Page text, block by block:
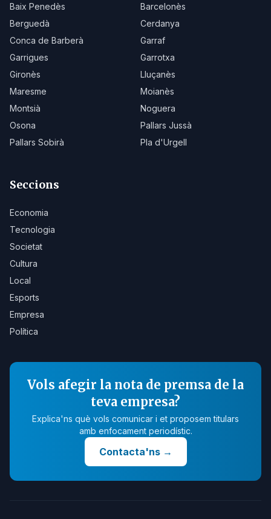
Baix Penedès
Barcelonès
Berguedà
Cerdanya
Conca de Barberà
Garraf
Garrigues
Garrotxa
Gironès
Lluçanès
Maresme
Moianès
Montsià
Noguera
Osona
Pallars Jussà
Pallars Sobirà
Pla d'Urgell
Seccions
Economia
Tecnologia
Societat
Cultura
Local
Esports
Empresa
Política
Vols afegir la nota de premsa de la
teva empresa?
Explica'ns què vols comunicar i et proposem titulars
amb enfocament periodístic.
Contacta'ns→